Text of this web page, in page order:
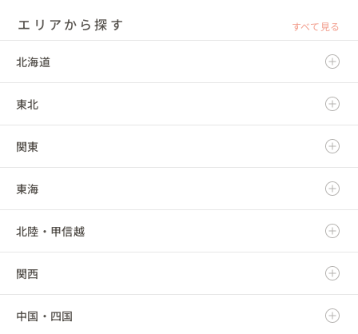
エリアから探す すべて見る
北海道
北海道
東北
青森県
岩手県
宮城県
秋田県
山形県
関東
茨城県
栃木県
群馬県
埼玉県
東海
岐阜県
静岡県
愛知県
北陸・甲信越
新潟県
富山県
関西
滋賀県
中国・四国